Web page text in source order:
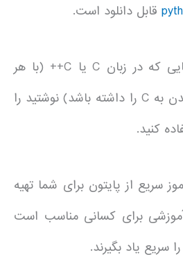
قابل دانلود است.
شما می توانید تابع هایی که در زبان C یا C++ (با هر
زبانی که قابل تبدیل شدن به C را داشته باشد) نوشتید را
کنید.
سریع از پایتون برای شما تهیه
برای کسانی مناسب است
سریع یاد بگیرند.